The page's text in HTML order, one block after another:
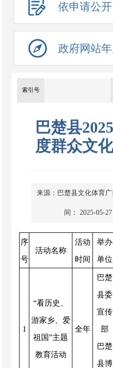
依申请公开
政府网站
索引号
巴楚县
度群众文
来源：巴楚县文化体育
间： 2025-05-27
序
号
活动名称
活动
时间
举办
单位
1
“看历史、
游家乡、爱
祖国”主题
教育活动
全年
巴楚
县委
宣传
部
巴楚
县博